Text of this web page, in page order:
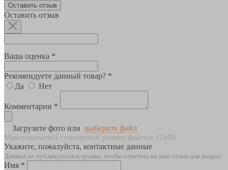
Оставить отзыв
Оставить отзыв
Ваша оценка *
Рекомендуете данный товар? *
Да
Нет
Комментарии *
Загрузите фото или выберите файл
Максимальный суммарный размер файлов 12MB
Укажите, пожалуйста, контактные данные
Данные не публикуются и нужны, чтобы ответить на ваш отзыв или вопрос
Имя *